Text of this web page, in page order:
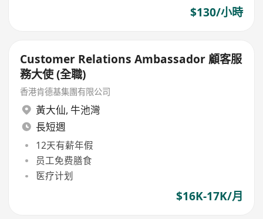
$130/小時
Customer Relations Ambassador 顧客服
務大使 (全職)
香港肯德基集團有限公司
黃大仙, 牛池灣
長短週
12天有薪年假
员工免费膳食
医疗计划
$16K-17K/月